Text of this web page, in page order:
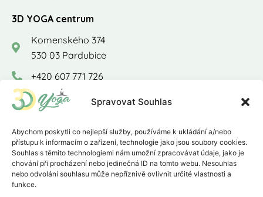
Spravovat Souhlas
Abychom poskytli co nejlepší služby, používáme k ukládání a/nebo
přístupu k informacím o zařízení, technologie jako jsou soubory cookies.
Souhlas s těmito technologiemi nám umožní zpracovávat údaje, jako je
chování při procházení nebo jedinečná ID na tomto webu. Nesouhlas
nebo odvolání souhlasu může nepříznivě ovlivnit určité vlastnosti a
funkce.
3D YOGA centrum
Komenského 374
530 03 Pardubice
+420 607 771 726
info@3dyoga.cz
Důležité odkazy
Nabídka lekcí
Ceník